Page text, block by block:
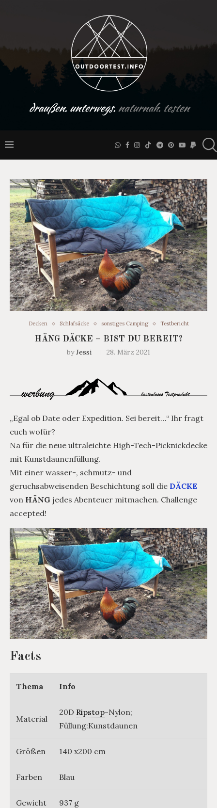
draußen. unterwegs.naturnah. testen
Decken Schlafsäcke sonstiges Camping Testbericht
HÄNG DÄCKE – BIST DU BEREIT?
byJessi 28. März 2021
„Egal ob Date oder Expedition. Sei bereit…“ Ihr fragt
euch wofür?
Na für die neue ultraleichte High-Tech-Picknickdecke
mit Kunstdaunenfüllung.
Mit einer wasser-, schmutz- und
geruchsabweisenden Beschichtung soll die DÄCKE
von HÄNG jedes Abenteuer mitmachen. Challenge
accepted!
Facts
Thema Info
Material
20D Ripstop-Nylon;
Füllung:Kunstdaunen
Größen 140 x200 cm
Farben Blau
Gewicht 937 g